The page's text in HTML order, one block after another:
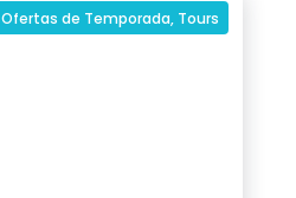
Ofertas de Temporada, Tours